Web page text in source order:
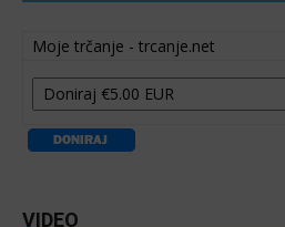
Moje trčanje - trcanje.net
VIDEO